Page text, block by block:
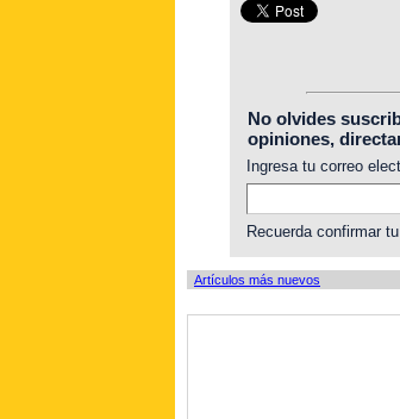
No olvides
opiniones,
Ingresa tu correo
Recuerda confirmar
Artículos más nuevos